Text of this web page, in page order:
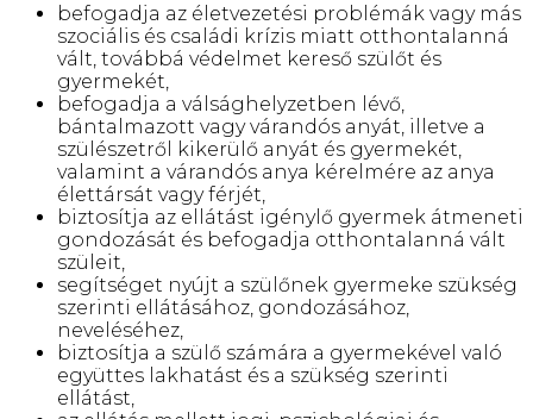
befogadja az életvezetési problémák vagy más
szociális és családi krízis miatt otthontalanná
vált, továbbá védelmet kereső szülőt és
gyermekét,
befogadja a válsághelyzetben lévő,
bántalmazott vagy várandós anyát, illetve a
szülészetről kikerülő anyát és gyermekét,
valamint a várandós anya kérelmére az anya
élettársát vagy férjét,
biztosítja az ellátást igénylő gyermek átmeneti
gondozását és befogadja otthontalanná vált
szüleit,
segítséget nyújt a szülőnek gyermeke szükség
szerinti ellátásához, gondozásához,
neveléséhez,
biztosítja a szülő számára a gyermekével való
együttes lakhatást és a szükség szerinti
ellátást,